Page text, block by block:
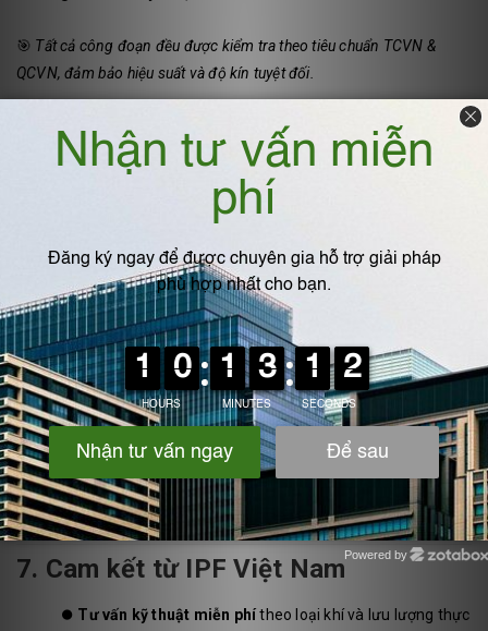
🎯 Tất cả công đoạn đều được kiểm tra theo tiêu chuẩn TCVN &
QCVN, đảm bảo hiệu suất và độ kín tuyệt đối.
6. Một số dự án tiêu biểu của IPF Việt
Nam
Nhà máy sơn công nghiệp – Bình Dương:
m³/h.
⏺️Nhà máy in bao bì – Đồng Nai:
toluene, hiệu suất 98%.
⏺️Nhà máy xi mạ – Bắc Ninh:Hệ thống scrubber + hấp
phụ than hoạt tính, khí đầu ra đạt chuẩn QCVN 19:2009.
⏺️Nhà máy tái chế nhựa – Long An:Xử lý VOCs và mùi
dung môi hữu cơ, vận hành ổn định > 1 năm.
7. Cam kết từ IPF Việt Nam
⏺️ Tư vấn kỹ thuật miễn phítheo loại khí và lưu lượng thực
Powered by